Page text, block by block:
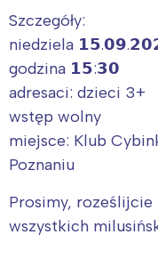
Szczegóły:
niedziela
godzina 𝟭𝟱:𝟯𝟬
adresaci: dzieci 3+
wstęp wolny
miejsce: Klub
Poznaniu
Prosimy, roześlijcie
wszystkich